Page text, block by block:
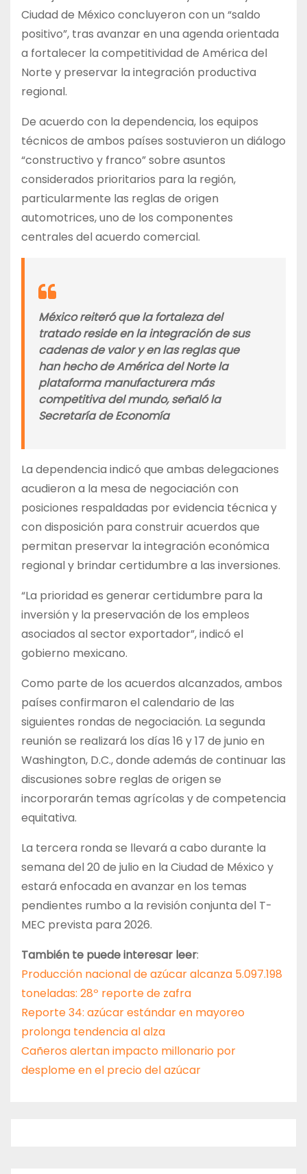
Ciudad de México concluyeron con un “saldo
positivo”, tras avanzar en una agenda orientada
a fortalecer la competitividad de América del
Norte y preservar la integración productiva
regional.
De acuerdo con la dependencia, los equipos
técnicos de ambos países sostuvieron un diálogo
“constructivo y franco” sobre asuntos
considerados prioritarios para la región,
particularmente las reglas de origen
automotrices, uno de los componentes
centrales del acuerdo comercial.
México reiteró que la fortaleza del
tratado reside en la integración de sus
cadenas de valor y en las reglas que
han hecho de América del Norte la
plataforma manufacturera más
competitiva del mundo, señaló la
Secretaría de Economía
La dependencia indicó que ambas delegaciones
acudieron a la mesa de negociación con
posiciones respaldadas por evidencia técnica y
con disposición para construir acuerdos que
permitan preservar la integración económica
regional y brindar certidumbre a las inversiones.
“La prioridad es generar certidumbre para la
inversión y la preservación de los empleos
asociados al sector exportador”, indicó el
gobierno mexicano.
Como parte de los acuerdos alcanzados, ambos
países confirmaron el calendario de las
siguientes rondas de negociación. La segunda
reunión se realizará los días 16 y 17 de junio en
Washington, D.C., donde además de continuar las
discusiones sobre reglas de origen se
incorporarán temas agrícolas y de competencia
equitativa.
La tercera ronda se llevará a cabo durante la
semana del 20 de julio en la Ciudad de México y
estará enfocada en avanzar en los temas
pendientes rumbo a la revisión conjunta del T-
MEC prevista para 2026.
También te puede interesar leer:
Producción nacional de azúcar alcanza 5.097.198
toneladas: 28º reporte de zafra
Reporte 34: azúcar estándar en mayoreo
prolonga tendencia al alza
Cañeros alertan impacto millonario por
desplome en el precio del azúcar